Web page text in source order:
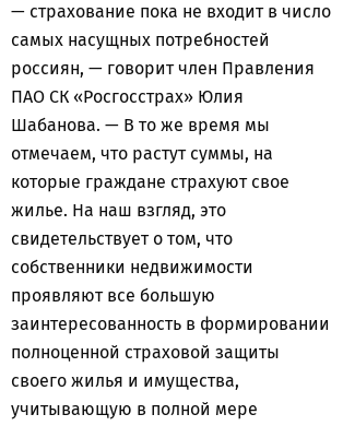
— страхование пока не входит в число
самых насущных потребностей
россиян, — говорит член Правления
ПАО СК «Росгосстрах» Юлия
Шабанова. — В то же время мы
отмечаем, что растут суммы, на
которые граждане страхуют свое
жилье. На наш взгляд, это
свидетельствует о том, что
собственники недвижимости
проявляют все большую
заинтересованность в формировании
полноценной страховой защиты
своего жилья и имущества,
учитывающую в полной мере